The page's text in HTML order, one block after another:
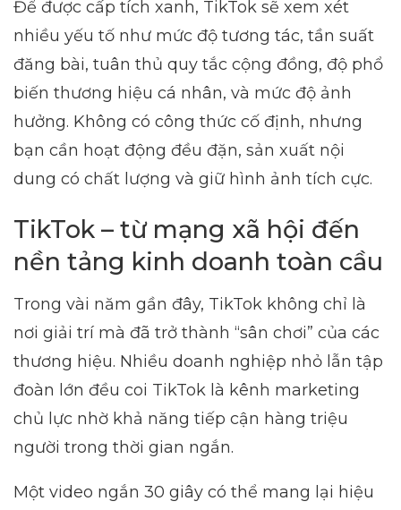
Để được cấp tích xanh, TikTok sẽ xem xét
nhiều yếu tố như mức độ tương tác, tần suất
đăng bài, tuân thủ quy tắc cộng đồng, độ phổ
biến thương hiệu cá nhân, và mức độ ảnh
hưởng. Không có công thức cố định, nhưng
bạn cần hoạt động đều đặn, sản xuất nội
dung có chất lượng và giữ hình ảnh tích cực.
TikTok – từ mạng xã hội đến
nền tảng kinh doanh toàn cầu
Trong vài năm gần đây, TikTok không chỉ là
nơi giải trí mà đã trở thành “sân chơi” của các
thương hiệu. Nhiều doanh nghiệp nhỏ lẫn tập
đoàn lớn đều coi TikTok là kênh marketing
chủ lực nhờ khả năng tiếp cận hàng triệu
người trong thời gian ngắn.
Một video ngắn 30 giây có thể mang lại hiệu